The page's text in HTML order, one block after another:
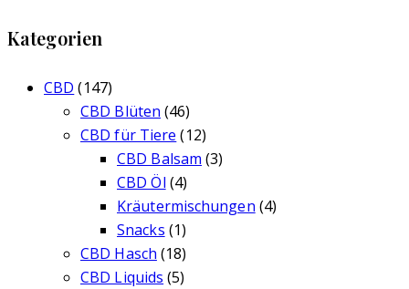
Kategorien
CBD (147)
CBD Blüten (46)
CBD für Tiere (12)
CBD Balsam (3)
CBD Öl (4)
Kräutermischungen (4)
Snacks (1)
CBD Hasch (18)
CBD Liquids (5)